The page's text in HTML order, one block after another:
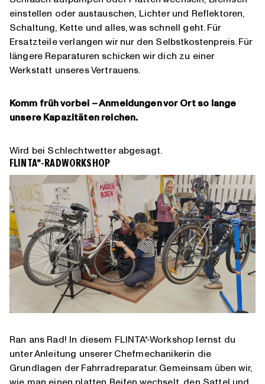
einstellen oder austauschen, Lichter und Reflektoren,
Schaltung, Kette und alles, was schnell geht. Für
Ersatzteile verlangen wir nur den Selbstkostenpreis. Für
längere Reparaturen schicken wir dich zu einer
Werkstatt unseres Vertrauens.
Komm früh vorbei – Anmeldungen vor Ort so lange
unsere Kapazitäten reichen.
Wird bei Schlechtwetter abgesagt.
FLINTA*-RADWORKSHOP
Ran ans Rad! In diesem FLINTA*-Workshop lernst du
unter Anleitung unserer Chefmechanikerin die
Grundlagen der Fahrradreparatur. Gemeinsam üben wir,
wie man einen platten Reifen wechselt, den Sattel und